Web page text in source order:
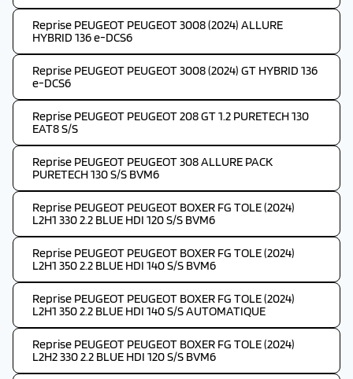
Reprise PEUGEOT PEUGEOT 3008 (2024) ALLURE
HYBRID 136 e-DCS6
Reprise PEUGEOT PEUGEOT 3008 (2024) GT HYBRID 136
e-DCS6
Reprise PEUGEOT PEUGEOT 208 GT 1.2 PURETECH 130
EAT8 S/S
Reprise PEUGEOT PEUGEOT 308 ALLURE PACK
PURETECH 130 S/S BVM6
Reprise PEUGEOT PEUGEOT BOXER FG TOLE (2024)
L2H1 330 2.2 BLUE HDI 120 S/S BVM6
Reprise PEUGEOT PEUGEOT BOXER FG TOLE (2024)
L2H1 350 2.2 BLUE HDI 140 S/S BVM6
Reprise PEUGEOT PEUGEOT BOXER FG TOLE (2024)
L2H1 350 2.2 BLUE HDI 140 S/S AUTOMATIQUE
Reprise PEUGEOT PEUGEOT BOXER FG TOLE (2024)
L2H2 330 2.2 BLUE HDI 120 S/S BVM6